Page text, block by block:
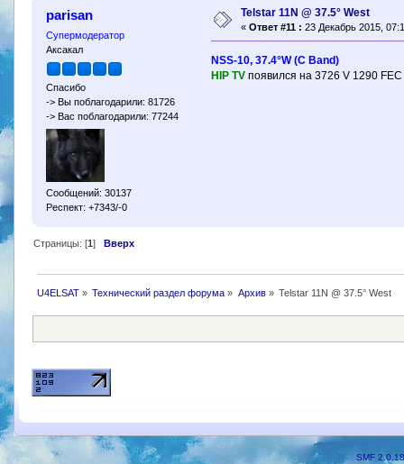
parisan
Супермодератор
Аксакал
Спасибо
-> Вы поблагодарили: 81726
-> Вас поблагодарили: 77244
Сообщений: 30137
Респект: +7343/-0
Telstar 11N @ 37.5° West
« Ответ #11 : 23 Декабрь 2015,
NSS-10, 37.4°W (С Band)
HIP TV появился на 3726 V 1290
Страницы: [1] Вверх
U4ELSAT» Технический раздел форума » Архив» Telstar 11N @ 37.5° West
SMF 2.0.18